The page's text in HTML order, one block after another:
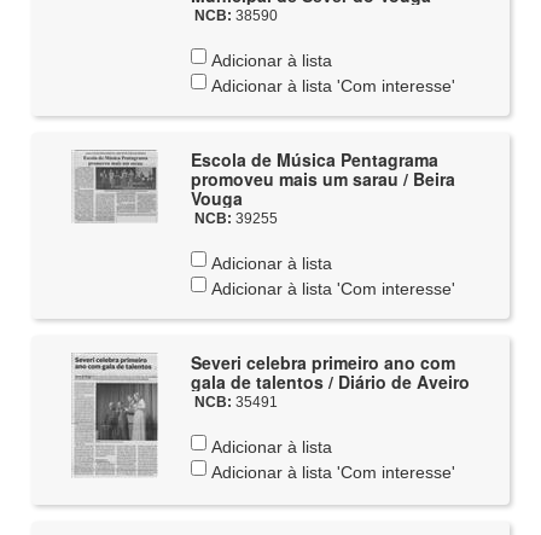
NCB: 38590
Adicionar à lista
Adicionar à lista 'Com interesse'
Escola de Música Pentagrama
promoveu mais um sarau / Beira
Vouga
NCB: 39255
Adicionar à lista
Adicionar à lista 'Com interesse'
Severi celebra primeiro ano com
gala de talentos / Diário de Aveiro
NCB: 35491
Adicionar à lista
Adicionar à lista 'Com interesse'